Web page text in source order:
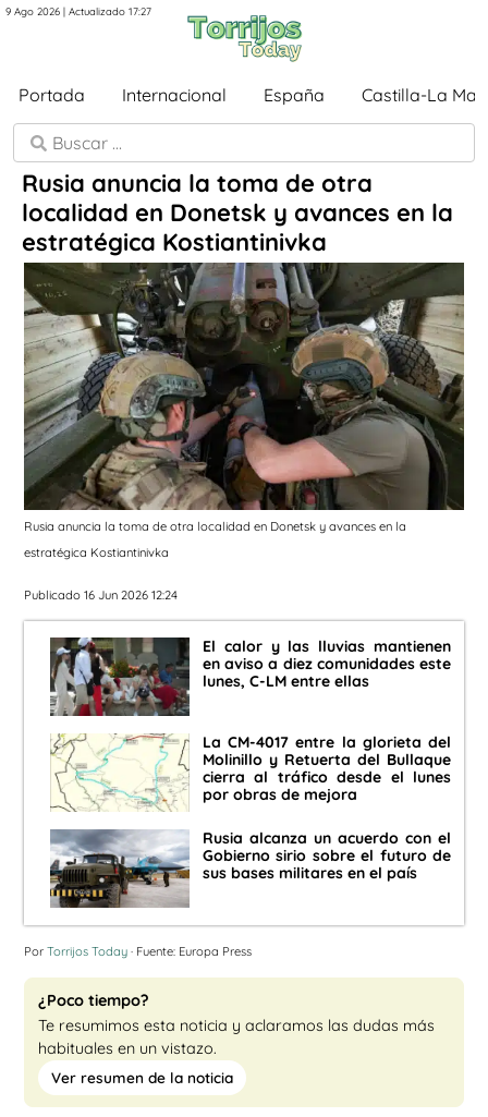
9 Ago 2026 | Actualizado 17:27
Portada Internacional España Castilla-La
Rusia anuncia la toma de otra
localidad en Donetsk y avances en la
estratégica Kostiantinivka
Rusia anuncia la toma de otra localidad en Donetsk y avances en la
estratégica Kostiantinivka
Publicado 16 Jun 2026 12:24
El calor y las lluvias mantienen
en aviso a diez comunidades este
lunes, C-LM entre ellas
La CM-4017 entre la glorieta del
Molinillo y Retuerta del Bullaque
cierra al tráfico desde el lunes
por obras de mejora
Rusia alcanza un acuerdo con el
Gobierno sirio sobre el futuro de
sus bases militares en el país
Por Torrijos Today · Fuente: Europa Press
¿Poco tiempo?
Te resumimos esta noticia y aclaramos las dudas más
habituales en un vistazo.
Ver resumen de la noticia